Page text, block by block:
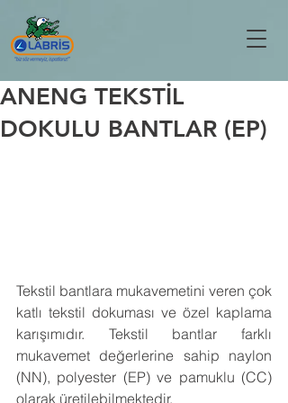
ANENG TEKSTİL
DOKULU BANTLAR (EP)
Tekstil bantlara mukavemetini veren çok
katlı tekstil dokuması ve özel kaplama
karışımıdır. Tekstil bantlar farklı
mukavemet değerlerine sahip naylon
(NN), polyester (EP) ve pamuklu (CC)
olarak üretilebilmektedir.